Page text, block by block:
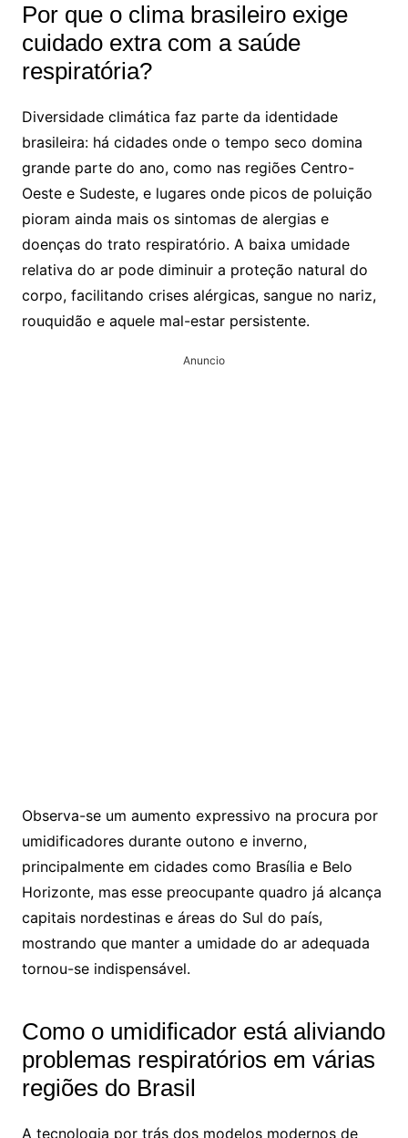
Por que o clima brasileiro exige
cuidado extra com a saúde
respiratória?
Diversidade climática faz parte da identidade
brasileira: há cidades onde o tempo seco domina
grande parte do ano, como nas regiões Centro-
Oeste e Sudeste, e lugares onde picos de poluição
pioram ainda mais os sintomas de alergias e
doenças do trato respiratório. A baixa umidade
relativa do ar pode diminuir a proteção natural do
corpo, facilitando crises alérgicas, sangue no nariz,
rouquidão e aquele mal-estar persistente.
Anuncio
Observa-se um aumento expressivo na procura por
umidificadores durante outono e inverno,
principalmente em cidades como Brasília e Belo
Horizonte, mas esse preocupante quadro já alcança
capitais nordestinas e áreas do Sul do país,
mostrando que manter a umidade do ar adequada
tornou-se indispensável.
Como o umidificador está aliviando
problemas respiratórios em várias
regiões do Brasil
A tecnologia por trás dos modelos modernos de